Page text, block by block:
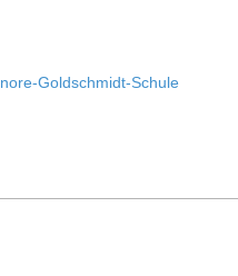
Goldschmidt-Schule